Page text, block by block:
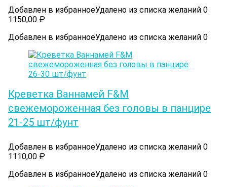
Добавлен в избранноеУдалено из списка желаний 0
1150,00 ₽
Добавлен в избранноеУдалено из списка желаний 0
Креветка Ваннамей F&M
свежемороженная без головы в панцире
21-25 шт/фунт
Добавлен в избранноеУдалено из списка желаний 0
1110,00 ₽
Добавлен в избранноеУдалено из списка желаний 0